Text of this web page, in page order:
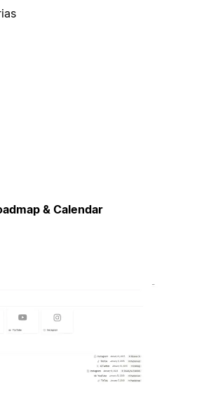
& Calendar